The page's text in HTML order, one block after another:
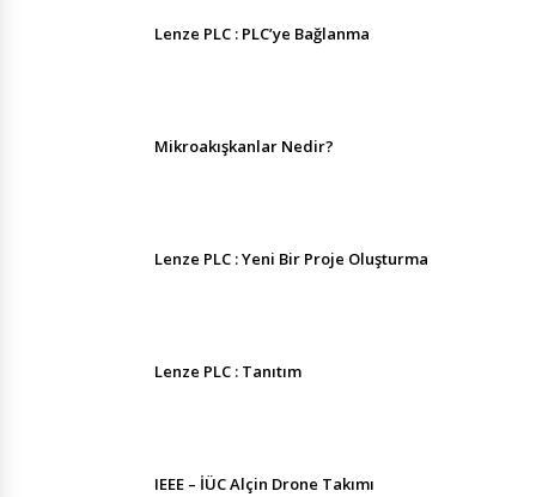
Lenze PLC : PLC’ye Bağlanma
Mikroakışkanlar Nedir?
Lenze PLC : Yeni Bir Proje Oluşturma
Lenze PLC : Tanıtım
IEEE – İÜC Alçin Drone Takımı